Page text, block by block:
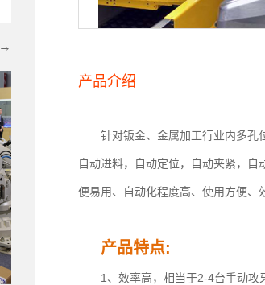
→
产品介绍
针对钣金、金属加工行业内多孔
自动进料，自动定位，自动夹紧，
便易用、自动化程度高、使用方便、
产品特点:
1、效率高，相当于2-4台手动攻